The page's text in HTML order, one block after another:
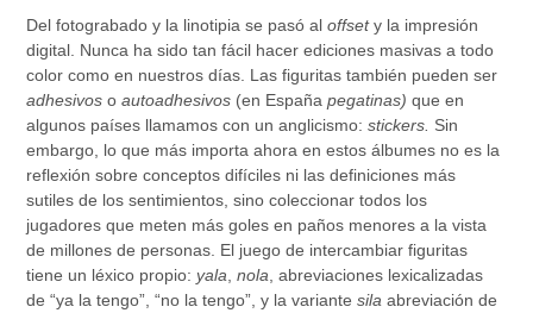
Del fotograbado y la linotipia se pasó aloffsety la impresión
digital. Nunca ha sido tan fácil hacer ediciones masivas a todo
color como en nuestros días. Las figuritas también pueden ser
adhesivosoautoadhesivos (en Españapegatinas)que en
algunos países llamamos con un anglicismo:stickers. Sin
embargo, lo que más importa ahora en estos álbumes no es la
reflexión sobre conceptos difíciles ni las definiciones más
sutiles de los sentimientos, sino coleccionar todos los
jugadores que meten más goles en paños menores a la vista
de millones de personas. El juego de intercambiar figuritas
tiene un léxico propio: yala ,nola , abreviaciones lexicalizadas
de “ya la tengo”, “no la tengo”, y la variantesilaabreviación de